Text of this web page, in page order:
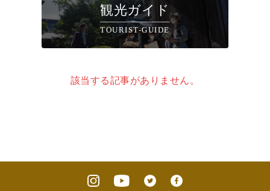
観光ガイド
TOURIST-GUIDE
該当する記事がありません。